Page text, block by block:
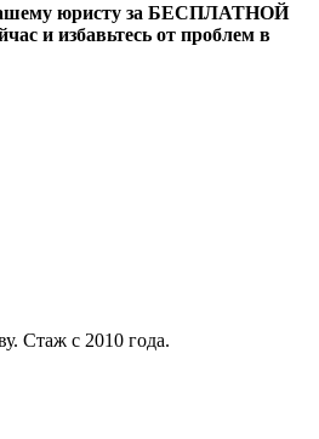
юристу за БЕСПЛАТНОЙ
и избавьтесь от проблем в
Стаж с 2010 года.